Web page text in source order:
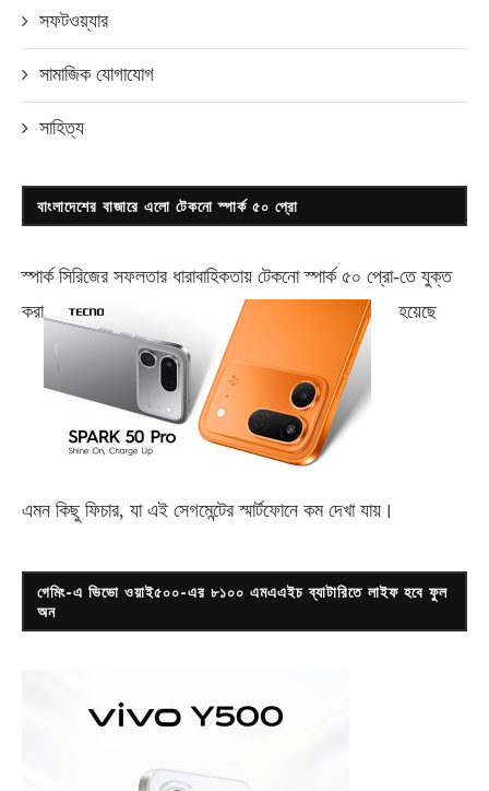
সফটওয়্যার
সামাজিক যোগাযোগ
সাহিত্য
বাংলাদেশের বাজারে এলো টেকনো স্পার্ক ৫০ প্রো
স্পার্ক সিরিজের সফলতার ধারাবাহিকতায় টেকনোস্পার্ক ৫০ প্রো-তে যুক্ত
করা
হয়েছে
এমন কিছু ফিচার, যা এই সেগমেন্টের স্মার্টফোনে কম দেখা যায়।
গেমিং-এ ভিভো ওয়াই৫০০-এর ৮১০০ এমএএইচ ব্যাটারিতে লাইফ হবে ফুল
অন